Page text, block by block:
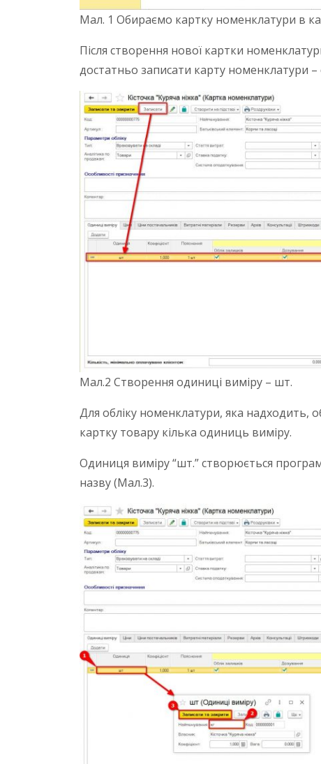
Мал. 1 Обираємо картку номенклатури в
Після створення нової картки
достатньо записати карту номенклатури
Мал.2 Створення одиниці виміру – шт.
Для обліку номенклатури, яка надходить,
картку товару кілька одиниць виміру.
Одиниця виміру “шт.” створюється
назву (Мал.3).